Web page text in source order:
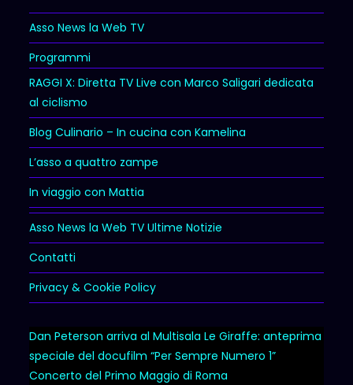
Asso News la Web TV
Programmi
RAGGI X: Diretta TV Live con Marco Saligari dedicata
al ciclismo
Blog Culinario – In cucina con Kamelina
L’asso a quattro zampe
In viaggio con Mattia
Asso News la Web TV Ultime Notizie
Contatti
Privacy & Cookie Policy
Dan Peterson arriva al Multisala Le Giraffe: anteprima
speciale del docufilm “Per Sempre Numero 1”
Concerto del Primo Maggio di Roma